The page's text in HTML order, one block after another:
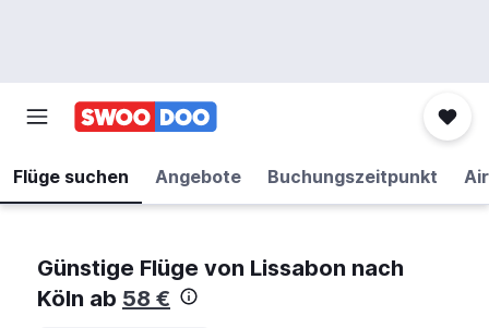
Flüge suchen Angebote Buchungszeitpunkt
Günstige Flüge von Lissabon nach
Köln ab 58 €